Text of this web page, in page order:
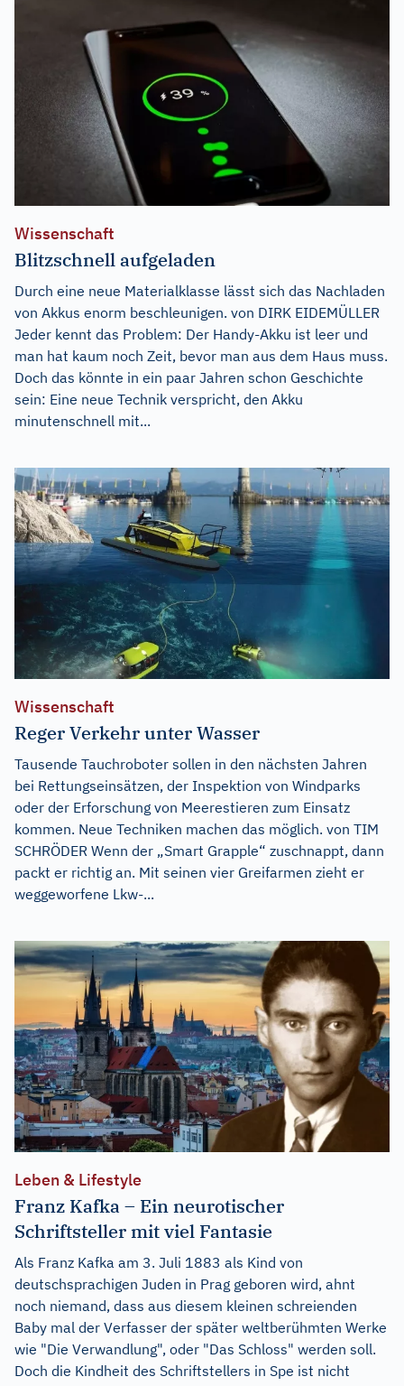
Wissenschaft
Blitzschnell aufgeladen
Durch eine neue Materialklasse lässt sich das Nachladen
von Akkus enorm beschleunigen. von DIRK EIDEMÜLLER
Jeder kennt das Problem: Der Handy-Akku ist leer und
man hat kaum noch Zeit, bevor man aus dem Haus muss.
Doch das könnte in ein paar Jahren schon Geschichte
sein: Eine neue Technik verspricht, den Akku
minutenschnell mit...
Wissenschaft
Reger Verkehr unter Wasser
Tausende Tauchroboter sollen in den nächsten Jahren
bei Rettungseinsätzen, der Inspektion von Windparks
oder der Erforschung von Meerestieren zum Einsatz
kommen. Neue Techniken machen das möglich. von TIM
SCHRÖDER Wenn der „Smart Grapple“ zuschnappt, dann
packt er richtig an. Mit seinen vier Greifarmen zieht er
weggeworfene Lkw-...
Leben & Lifestyle
Franz Kafka – Ein neurotischer
Schriftsteller mit viel Fantasie
Als Franz Kafka am 3. Juli 1883 als Kind von
deutschsprachigen Juden in Prag geboren wird, ahnt
noch niemand, dass aus diesem kleinen schreienden
Baby mal der Verfasser der später weltberühmten Werke
wie "Die Verwandlung", oder "Das Schloss" werden soll.
Doch die Kindheit des Schriftstellers in Spe ist nicht